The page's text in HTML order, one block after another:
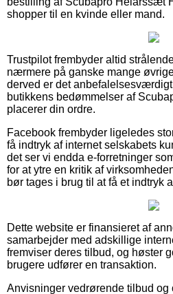
shopper til en kvinde eller mand.
Trustpilot frembyder altid
nærmere på ganske mange
derved er det
butikkens bedømmelser af
placerer din ordre.
Facebook frembyder ligeledes
få indtryk af internet selskabets
det ser vi endda e-forretninger
for at ytre en kritik af
bør tages i brug til at få et indtryk
Dette website er finansieret af
samarbejder med adskillige
fremviser deres tilbud, og høster
brugere udfører en transaktion.
Anvisninger vedrørende tilbud